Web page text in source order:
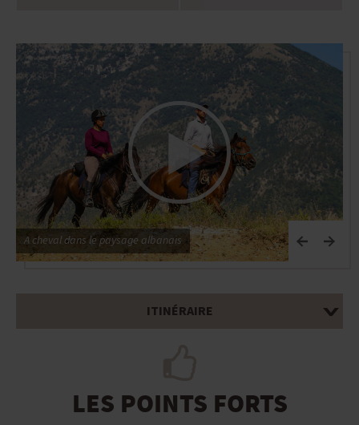
A cheval dans le paysage albanais
ITINÉRAIRE
LES POINTS FORTS